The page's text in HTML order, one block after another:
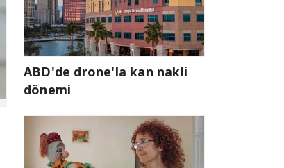
ABD'de drone'la kan nakli
dönemi